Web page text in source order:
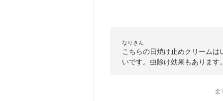
なりきん
こちらの日焼け止めクリーム
いです。虫除け効果もあります
全